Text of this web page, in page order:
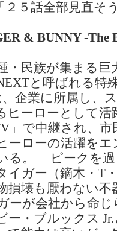
５話全部見直そ
& BUNNY -
・民族が集まる
と呼ばれる特
企業に所属し、
ヒーローとして活
」で中継され、
ーローの活躍を
る。 ピークを
イガー（鏑木・T
損壊も厭わない不
ーが会社から命
ー・ブルックス